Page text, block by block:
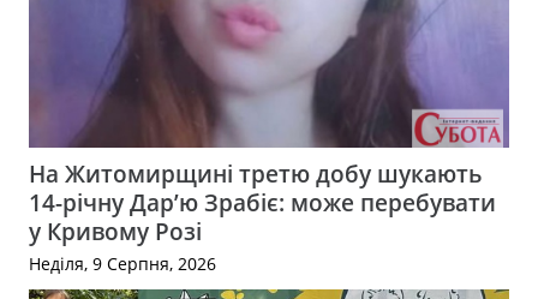
На Житомирщині третю добу шукають
14-річну Дар’ю Зрабіє: може перебувати
у Кривому Розі
Неділя, 9 Серпня, 2026